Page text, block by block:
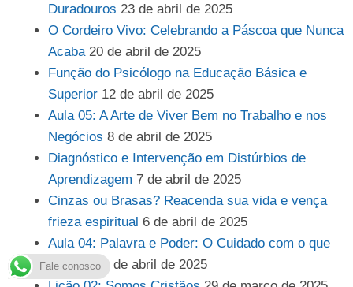
Duradouros 23 de abril de 2025
O Cordeiro Vivo: Celebrando a Páscoa que Nunca
Acaba 20 de abril de 2025
Função do Psicólogo na Educação Básica e
Superior 12 de abril de 2025
Aula 05: A Arte de Viver Bem no Trabalho e nos
Negócios 8 de abril de 2025
Diagnóstico e Intervenção em Distúrbios de
Aprendizagem 7 de abril de 2025
Cinzas ou Brasas? Reacenda sua vida e vença
frieza espiritual 6 de abril de 2025
Aula 04: Palavra e Poder: O Cuidado com o que
Falamos
1 de abril de 2025
Fale conosco